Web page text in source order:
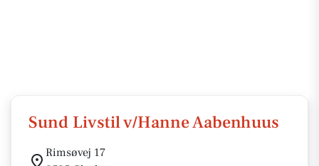
Sund Livstil v/Hanne Aabenhuus
Rimsøvej 17